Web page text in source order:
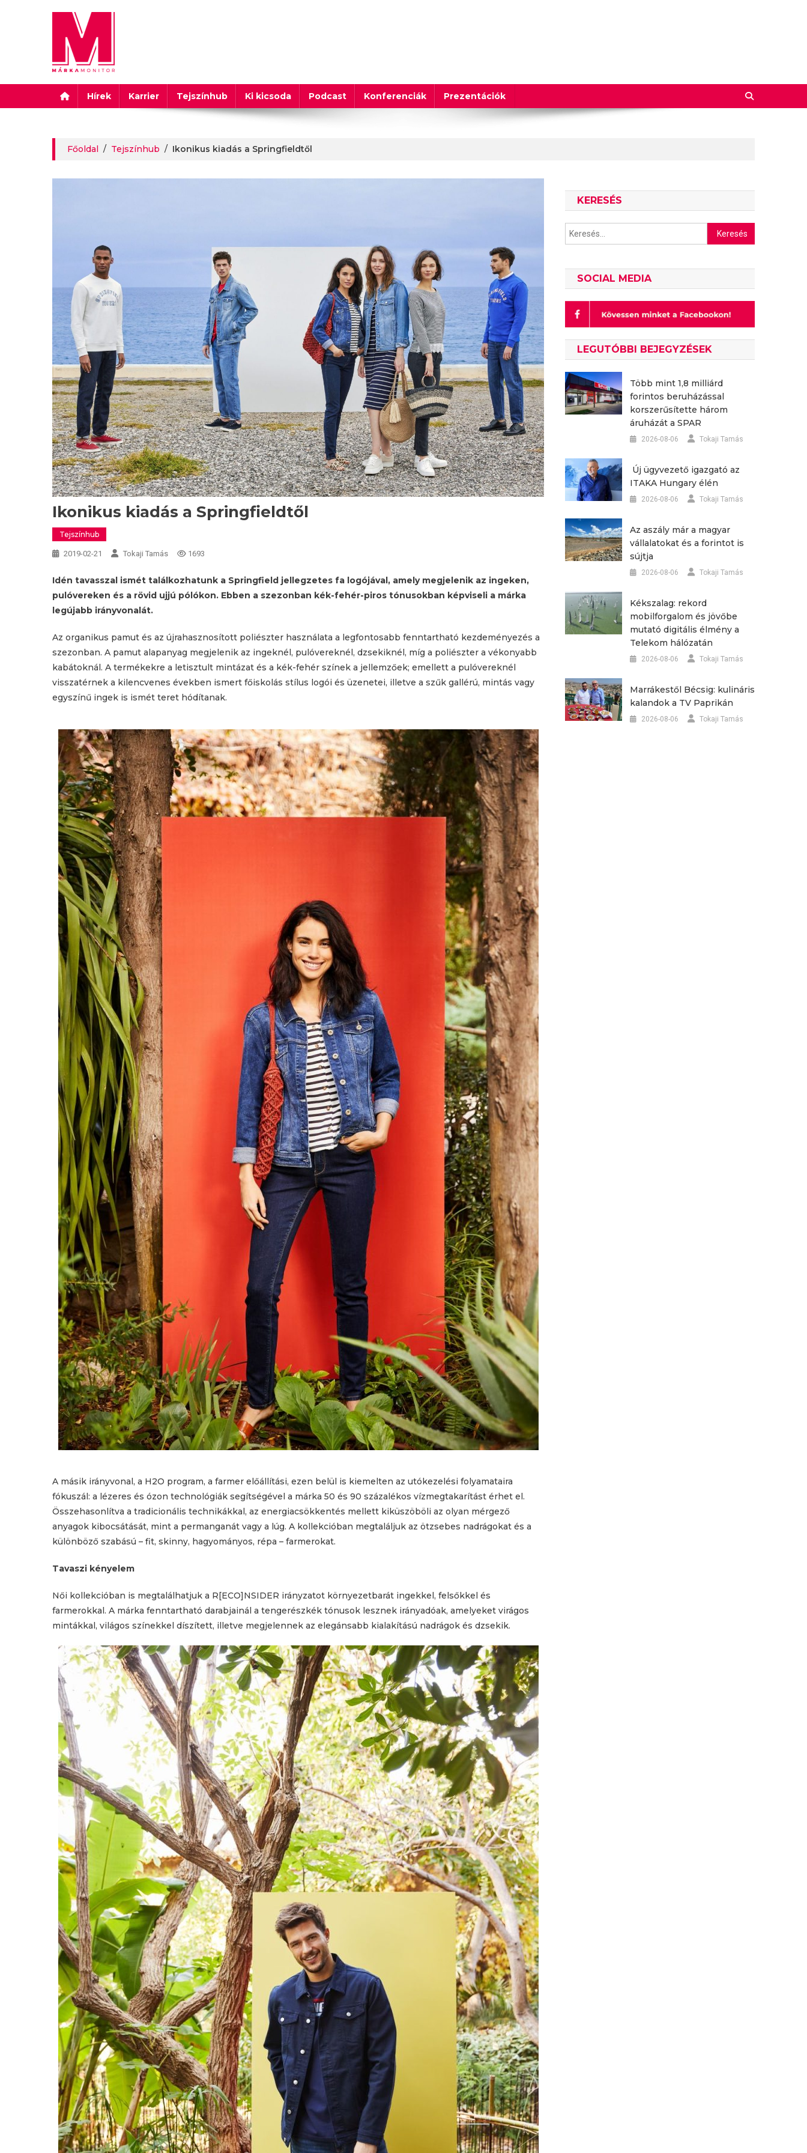
Márkamonitor
Hírek Karrier Tejszínhub Ki kicsoda Podcast Konferenciák Prezentációk
Főoldal / Tejszínhub / Ikonikus kiadás a Springfieldtől
Ikonikus kiadás a Springfieldtől
Tejszínhub
2019-02-21 Tokaji Tamás 1693
Idén tavasszal ismét találkozhatunk a Springfield jellegzetes fa logójával, amely megjelenik az ingeken,
pulóvereken és a rövid ujjú pólókon. Ebben a szezonban kék-fehér-piros tónusokban képviseli a márka
legújabb irányvonalát.
Az organikus pamut és az újrahasznosított poliészter használata a legfontosabb fenntartható kezdeményezés a
szezonban. A pamut alapanyag megjelenik az ingeknél, pulóvereknél, dzsekiknél, míg a poliészter a vékonyabb
kabátoknál. A termékekre a letisztult mintázat és a kék-fehér színek a jellemzőek; emellett a pulóvereknél
visszatérnek a kilencvenes években ismert főiskolás stílus logói és üzenetei, illetve a szűk gallérú, mintás vagy
egyszínű ingek is ismét teret hódítanak.
A másik irányvonal, a H2O program, a farmer előállítási, ezen belül is kiemelten az utókezelési folyamataira
fókuszál: a lézeres és ózon technológiák segítségével a márka 50 és 90 százalékos vízmegtakarítást érhet el.
Összehasonlítva a tradicionális technikákkal, az energiacsökkentés mellett kiküszöböli az olyan mérgező
anyagok kibocsátását, mint a permanganát vagy a lúg. A kollekcióban megtaláljuk az ötzsebes nadrágokat és a
különböző szabású – fit, skinny, hagyományos, répa – farmerokat.
Tavaszi kényelem
Női kollekcióban is megtalálhatjuk a R[ECO]NSIDER irányzatot környezetbarát ingekkel, felsőkkel és
farmerokkal. A márka fenntartható darabjainál a tengerészkék tónusok lesznek irányadóak, amelyeket virágos
mintákkal, világos színekkel díszített, illetve megjelennek az elegánsabb kialakítású nadrágok és dzsekik.
KERESÉS
Keresés:
SOCIAL MEDIA
LEGUTÓBBI BEJEGYZÉSEK
Több mint 1,8 milliárd
forintos beruházással
korszerűsítette három
áruházát a SPAR
2026-08-06 Tokaji Tamás
Új ügyvezető igazgató az
ITAKA Hungary élén
2026-08-06 Tokaji Tamás
Az aszály már a magyar
vállalatokat és a forintot is
sújtja
2026-08-06 Tokaji Tamás
Kékszalag: rekord
mobilforgalom és jövőbe
mutató digitális élmény a
Telekom hálózatán
2026-08-06 Tokaji Tamás
Marrákestől Bécsig: kulináris
kalandok a TV Paprikán
2026-08-06 Tokaji Tamás